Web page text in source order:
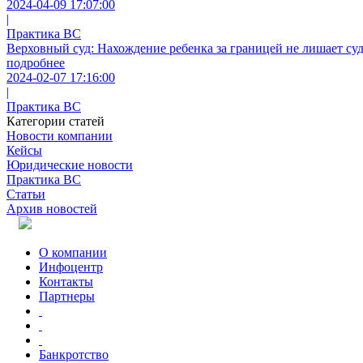
2024-04-09 17:07:00
|
Практика ВС
Верховный суд: Нахождение ребенка за границей не лишает
подробнее
2024-02-07 17:16:00
|
Практика ВС
Категории статей
Новости компании
Кейсы
Юридические новости
Практика ВС
Статьи
Архив новостей
О компании
Инфоцентр
Контакты
Партнеры
Банкротство